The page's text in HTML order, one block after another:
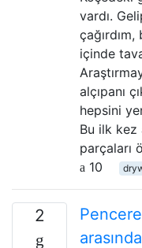
vardı.
çağırdım,
içinde
alçıpanı
hepsini
Bu ilk kez
parçaları
10
2